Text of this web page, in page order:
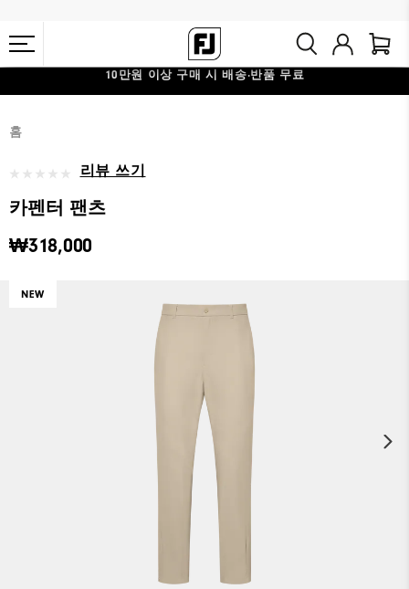
10만원 이상 구매 시 배송·반품 무료
홈
리뷰 쓰기
카펜터 팬츠
₩318,000
NEW